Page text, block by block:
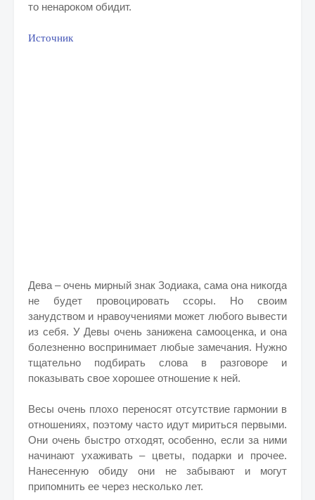
то ненароком обидит.
Источник
Дева – очень мирный знак Зодиака, сама она никогда
не будет провоцировать ссоры. Но своим
занудством и нравоучениями может любого вывести
из себя. У Девы очень занижена самооценка, и она
болезненно воспринимает любые замечания. Нужно
тщательно подбирать слова в разговоре и
показывать свое хорошее отношение к ней.
Весы очень плохо переносят отсутствие гармонии в
отношениях, поэтому часто идут мириться первыми.
Они очень быстро отходят, особенно, если за ними
начинают ухаживать – цветы, подарки и прочее.
Нанесенную обиду они не забывают и могут
припомнить ее через несколько лет.